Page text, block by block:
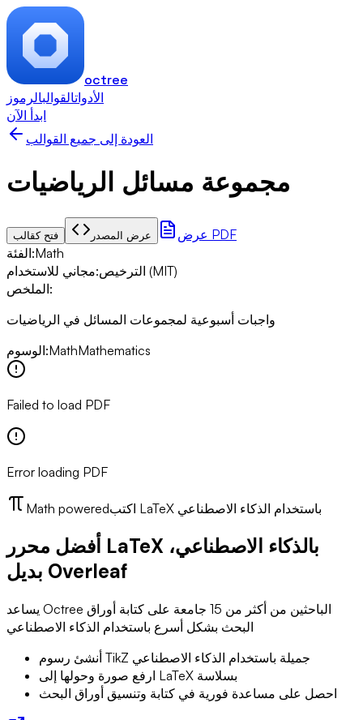
octree
الأدواتالقوالبالرموز
ابدأ الآن
العودة إلى جميع القوالب
مجموعة مسائل الرياضيات
فتح كقالب عرض المصدر
عرض PDF
الفئة:Math
الترخيص:
مجاني للاستخدام (MIT)
الملخص:
واجبات أسبوعية لمجموعات المسائل في الرياضيات
الوسوم:MathMathematics
Failed to load PDF
Error loading PDF
Math powered اكتب LaTeX باستخدام الذكاء الاصطناعي
أفضل محرر LaTeX بالذكاء الاصطناعي،
بديل Overleaf
يساعد Octree الباحثين من أكثر من 15 جامعة على كتابة أوراق
البحث بشكل أسرع باستخدام الذكاء الاصطناعي
أنشئ رسوم TikZ جميلة باستخدام الذكاء الاصطناعي
ارفع صورة وحولها إلى LaTeX بسلاسة
احصل على مساعدة فورية في كتابة وتنسيق أوراق البحث